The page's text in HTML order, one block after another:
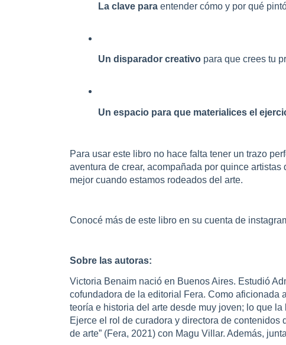
La clave para entender cómo y por qué
Un disparador creativo para que crees tu
Un espacio para que materialices el
Para usar este libro no hace falta tener un trazo
aventura de crear, acompañada por quince
mejor cuando estamos rodeados del arte.
Conocé más de este libro en su cuenta de
Sobre las autoras:
Victoria Benaim nació en Buenos Aires. Estudió
cofundadora de la editorial Fera. Como aficionada
teoría e historia del arte desde muy joven; lo que
Ejerce el rol de curadora y directora de contenidos
de arte” (Fera, 2021) con Magu Villar. Además,